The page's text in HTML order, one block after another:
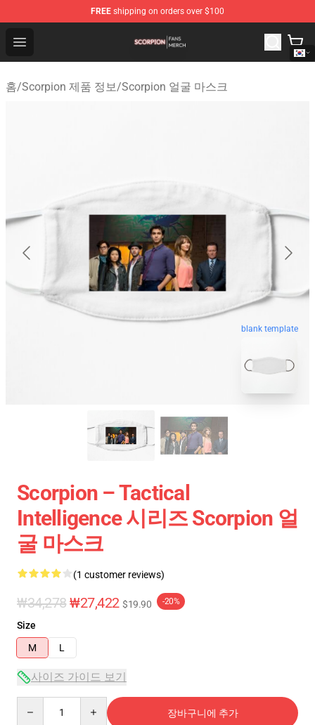
FREE shipping on orders over $100
Open menu
Scorpion Shop - Official Scorpion Merchandise Store
홈/Scorpion 제품 정보/Scorpion 얼굴 마스크
blank template
Scorpion – Tactical
Intelligence 시리즈 Scorpion 얼
굴 마스크
(1 customer reviews)
₩34,278₩27,422 $19.90 -20%
Size
M
L
사이즈 가이드 보기
장바구니에 추가